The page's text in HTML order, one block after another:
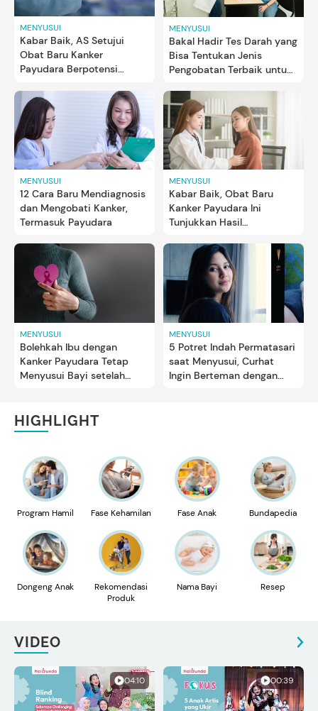
MENYUSUI
Kabar Baik, AS Setujui
Obat Baru Kanker
Payudara Berpotensi
Penyakit
MENYUSUI
Bakal Hadir Tes Darah yang
Bisa Tentukan Jenis
Pengobatan Terbaik untuk
MENYUSUI
12 Cara Baru Mendiagnosis
dan Mengobati Kanker,
Termasuk Payudara
MENYUSUI
Kabar Baik, Obat Baru
Kanker Payudara Ini
Tunjukkan Hasil
MENYUSUI
Bolehkah Ibu dengan
Kanker Payudara Tetap
Menyusui Bayi setelah
MENYUSUI
5 Potret Indah Permatasari
saat Menyusui, Curhat
Ingin Berteman dengan
HIGHLIGHT
Program Hamil Fase Kehamilan Fase Anak Bundapedia
Dongeng Anak
Rekomendasi
Produk
Nama Bayi Resep
VIDEO
04:10 00:39